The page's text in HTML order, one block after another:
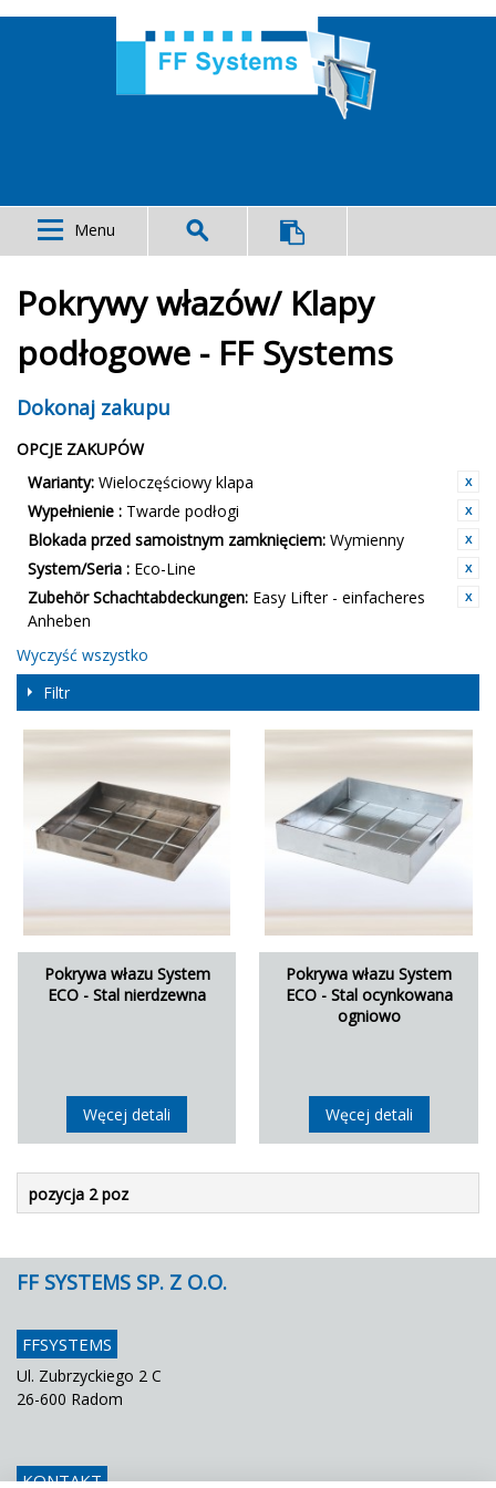
Menu
Pokrywy włazów/ Klapy
podłogowe - FF Systems
Dokonaj zakupu
OPCJE ZAKUPÓW
Warianty: Wieloczęściowy klapa
Wypełnienie : Twarde podłogi
Blokada przed samoistnym zamknięciem: Wymienny
System/Seria : Eco-Line
Zubehör Schachtabdeckungen: Easy Lifter - einfacheres
Anheben
Wyczyść wszystko
Filtr
Pokrywa włazu System
ECO - Stal nierdzewna
Węcej detali
Pokrywa włazu System
ECO - Stal ocynkowana
ogniowo
Węcej detali
pozycja 2 poz
FF SYSTEMS SP. Z O.O.
FFSYSTEMS
Ul. Zubrzyckiego 2 C
26-600 Radom
KONTAKT